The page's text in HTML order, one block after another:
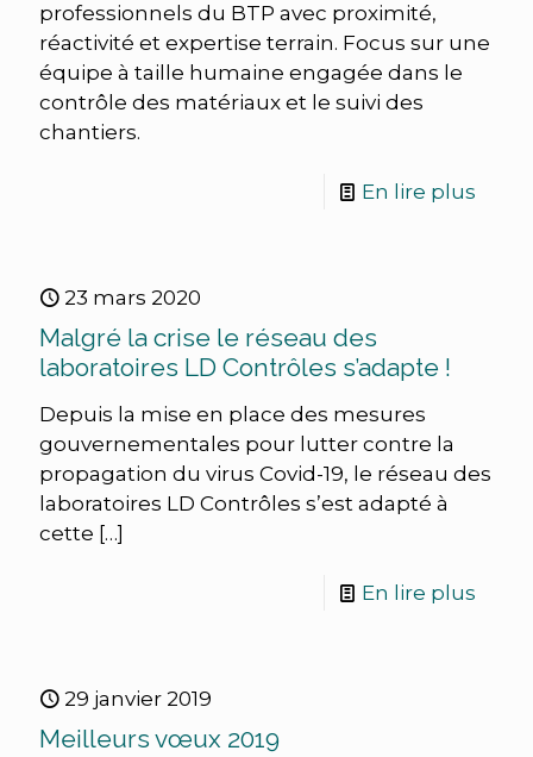
professionnels du BTP avec proximité,
réactivité et expertise terrain. Focus sur une
équipe à taille humaine engagée dans le
contrôle des matériaux et le suivi des
chantiers.
En lire plus
23 mars 2020
Malgré la crise le réseau des
laboratoires LD Contrôles s’adapte !
Depuis la mise en place des mesures
gouvernementales pour lutter contre la
propagation du virus Covid-19, le réseau des
laboratoires LD Contrôles s’est adapté à
cette […]
En lire plus
29 janvier 2019
Meilleurs vœux 2019